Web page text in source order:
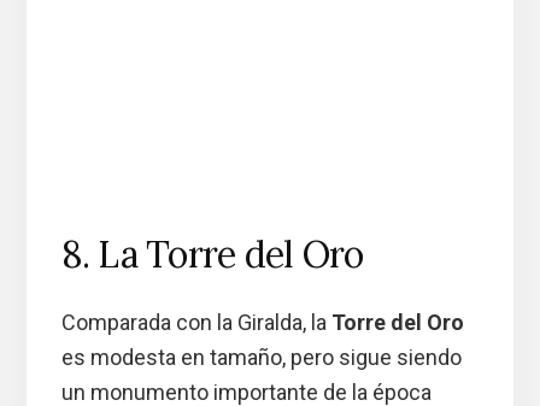
8. La Torre del Oro
Comparada con la Giralda, la Torre del Oro
es modesta en tamaño, pero sigue siendo
un monumento importante de la época